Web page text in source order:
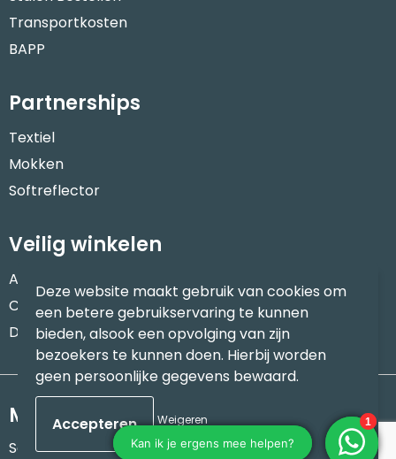
Transportkosten
BAPP
Partnerships
Textiel
Mokken
Softreflector
Veilig winkelen
Algemene voorwaarden
Cookieverklaring
Disclaimer
Meld je aan voor onze nieuwsbrief
Schrijf je in voor onze nieuwsbrief en mis nooit meer
Deze website maakt gebruik van cookies om
een betere gebruikservaring te kunnen
bieden, alsook een opvolging van zijn
bezoekers te kunnen doen. Hierbij worden
geen persoonlijke gegevens bewaard.
Weigeren